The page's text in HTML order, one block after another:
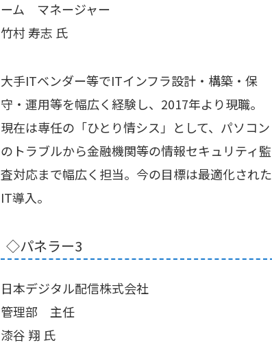
ーム マネージャー
竹村 寿志 氏
大手ITベンダー等でITインフラ設計・構築・保
守・運用等を幅広く経験し、2017年より現職。
現在は専任の「ひとり情シス」として、パソコン
のトラブルから金融機関等の情報セキュリティ監
査対応まで幅広く担当。今の目標は最適化された
IT導入。
◇パネラー3
日本デジタル配信株式会社
管理部 主任
漆谷 翔 氏